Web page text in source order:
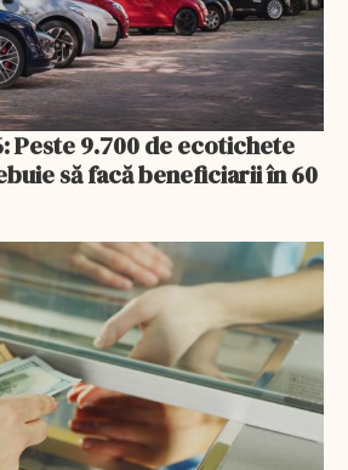
Peste 9.700 de ecotichete
să facă beneficiarii în 60